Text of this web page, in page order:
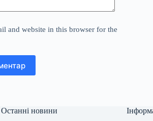
and website in this browser for the
Останні новини